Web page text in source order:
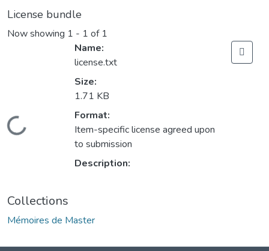
License bundle
Now showing 1 - 1 of 1
Loading...
Name:
license.txt
Size:
1.71 KB
Format:
Item-specific license agreed upon
to submission
Description:
Collections
Mémoires de Master